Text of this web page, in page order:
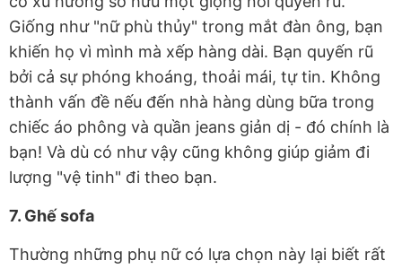
Giống như "nữ phù thủy" trong mắt đàn ông, bạn
khiến họ vì mình mà xếp hàng dài. Bạn quyến rũ
bởi cả sự phóng khoáng, thoải mái, tự tin. Không
thành vấn đề nếu đến nhà hàng dùng bữa trong
chiếc áo phông và quần jeans giản dị - đó chính là
bạn! Và dù có như vậy cũng không giúp giảm đi
lượng "vệ tinh" đi theo bạn.
7. Ghế sofa
Thường những phụ nữ có lựa chọn này lại biết rất